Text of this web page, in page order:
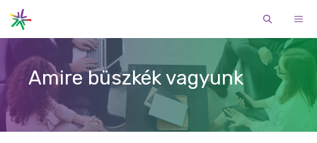
Kilépés
tartalomba
Amire büszkék vagyunk